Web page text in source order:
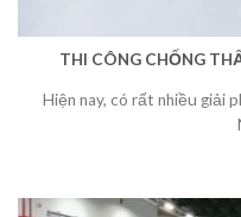
THI CÔNG CHỐNG
Hiện nay, có rất nhiều giải